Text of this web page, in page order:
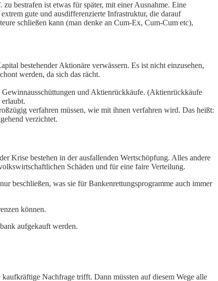
bestrafen ist etwas für später, mit einer Ausnahme. Eine
gute und ausdifferenzierte Infrastruktur, die darauf
schließen kann (man denke an Cum-Ex, Cum-Cum etc),
bestehender Aktionäre verwässern. Es ist nicht einzusehen,
werden, da sich das rächt.
und Aktienrückkäufe. (Aktienrückkäufe
verfahren müssen, wie mit ihnen verfahren wird. Das heißt:
verzichtet.
Krise bestehen in der ausfallenden Wertschöpfung. Alles andere
Schäden und für eine faire Verteilung.
beschließen, was sie für Bankenrettungsprogramme auch immer
können.
aufgekauft werden.
Nachfrage trifft. Dann müssten auf diesem Wege alle